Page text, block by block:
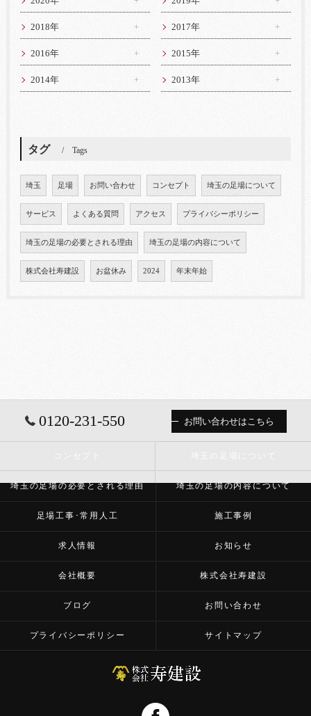
2018年 2017年
2016年 2015年
2014年 2013年
タグ Tags
埼玉 足場 お問い合わせ コンセプト 埼玉の足場について
サービス よくある質問 アクセス プライバシーポリシー
埼玉の足場の必要とされる理由 埼玉の足場の内容について
株式会社寿建設 お盆休み 2024 年末年始
0120-231-550 お問い合わせはこちら
埼玉の足場の必要とされる理由 埼玉の足場の内容について
足場工事･常用人工 施工事例
求人情報 お知らせ
会社概要 株式会社寿建設
ブログ お問い合わせ
プライバシーポリシー サイトマップ